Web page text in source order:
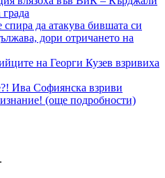
да атакува бившата си
дори отричането на
на Георги Кузев взривиха
Ива Софиянска взриви
(още подробности)